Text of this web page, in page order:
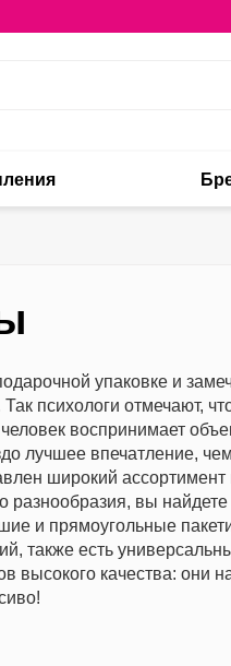
упаковке и
психологи отмечают,
воспринимает
лучшее впечатление,
широкий
вы
и прямоугольные
также есть
высокого качества: они